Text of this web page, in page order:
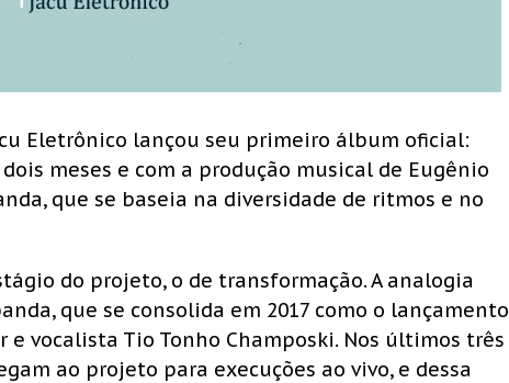
Eletrônico lançou seu primeiro álbum oficial:
meses e com a produção musical de Eugênio
que se baseia na diversidade de ritmos e no
do projeto, o de transformação. A analogia
que se consolida em 2017 como o lançamento
vocalista Tio Tonho Champoski. Nos últimos três
ao projeto para execuções ao vivo, e dessa